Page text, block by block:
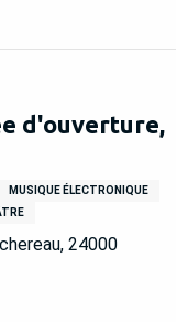
d'ouverture,
MUSIQUE ÉLECTRONIQUE
24000